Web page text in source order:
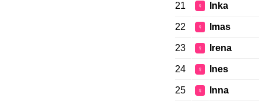
21 ♀ Inka
22 ♀ Imas
23 ♀ Irena
24 ♀ Ines
25 ♀ Inna